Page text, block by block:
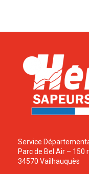
Service
Parc de Bel Air – 150
34570 Vailhauquès